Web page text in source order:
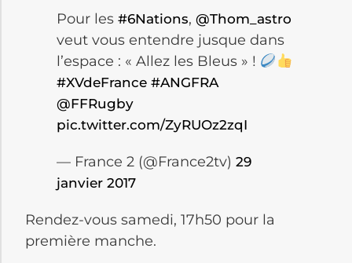
Pour les #6Nations, @Thom_astro
veut vous entendre jusque dans
l’espace : « Allez les Bleus » !
#XVdeFrance #ANGFRA
@FFRugby
pic.twitter.com/ZyRUOz2zqI
— France 2 (@France2tv) 29
janvier 2017
Rendez-vous samedi, 17h50 pour la
première manche.